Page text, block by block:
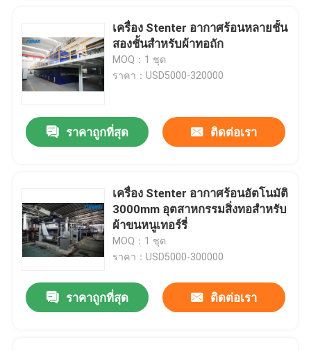
เครื่อง Stenter อากาศร้อนหลายชั้น
สองชั้นสำหรับผ้าทอถัก
MOQ：1 ชุด
ราคา：USD5000-320000
ราคาถูกที่สุด ติดต่อเรา
เครื่อง Stenter อากาศร้อนอัตโนมัติ
3000mm อุตสาหกรรมสิ่งทอสำหรับ
ผ้าขนหนูเทอร์รี่
MOQ：1 ชุด
ราคา：USD5000-300000
ราคาถูกที่สุด ติดต่อเรา